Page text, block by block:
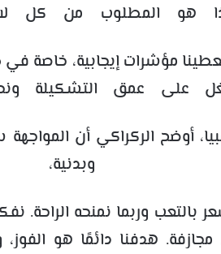
هو المطلوب من كل
مؤشرات إيجابية، خاصة
على عمق التشكيلة
أوضح الركراكي أن
وبدنية،
بالتعب وربما نمنحه الراحة.
هدفنا دائمًا هو